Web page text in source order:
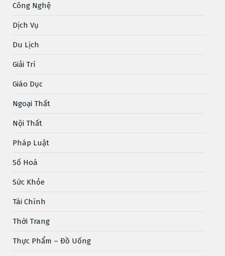
Công Nghệ
Dịch Vụ
Du Lịch
Giải Trí
Giáo Dục
Ngoại Thất
Nội Thất
Pháp Luật
Số Hoá
Sức Khỏe
Tài Chính
Thời Trang
Thực Phẩm – Đồ Uống